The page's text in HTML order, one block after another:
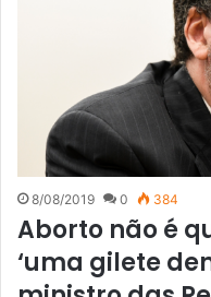
8/08/2019 0 384
Aborto não é
‘uma gilete